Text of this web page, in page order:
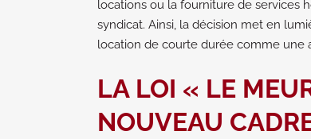
locations ou la fourniture de services
syndicat. Ainsi, la décision met en
location de courte durée comme une
LA LOI « LE
NOUVEAU